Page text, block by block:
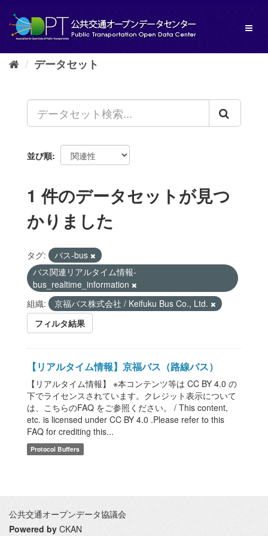
し
データセット
並び順
1 件のデータセットが見つ
かりました
タグ:
バス-bus
バス関連リアルタイム情報-
bus_realtime_information
組織:
京福バス株式会社 / Keifuku Bus Co., Ltd.
フィルタ結果
【リアルタイム情報】京福バス（路線バス）
【リアルタイム情報】 ※本コンテンツ等は CC BY 4.0 の
下でライセンスされています。クレジット表示について
は、こちらのFAQ をご参照ください。 / This content,
etc. is licensed under CC BY 4.0 .Please refer to this
FAQ for crediting this...
Protocol Buffers
公共交通オープンデータ協議会
Powered by CKAN